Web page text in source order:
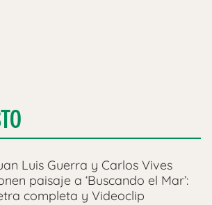
Luis Guerra y Carlos Vives
paisaje a ‘Buscando el Mar’:
completa y Videoclip